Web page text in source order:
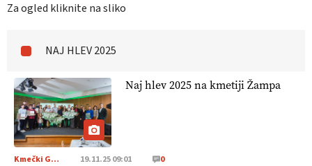
Za ogled kliknite na sliko
NAJ HLEV 2025
Naj hlev 2025 na kmetiji Žampa
Kmečki Glas 19.11.25 09:01 0